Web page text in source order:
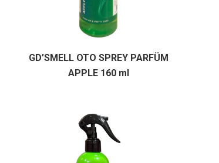
GD’SMELL OTO SPREY PARFÜM
APPLE 160 ml